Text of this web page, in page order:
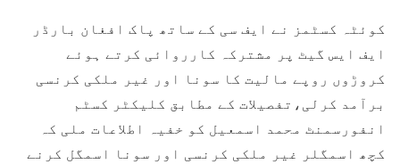
کوئٹہ کسٹمز نے ایف سی کے ساتھ پاک افغان بارڈر
ایف ایس گیٹ پر مشترکہ کارروائی کرتے ہوئے
کروڑوں روپے مالیت کا سونا اور غیر ملکی کرنسی
برآمد کرلی،تفصیلات کے مطابق کلیکٹر کسٹم
انفورسمنٹ محمد اسمعيل کو خفیہ اطلاعات ملی کہ
کچھ اسمگلر غیر ملکی کرنسی اور سونا اسمگل کرنے